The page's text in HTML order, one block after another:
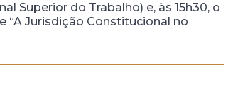
Superior do Trabalho) e, às 15h30, o
“A Jurisdição Constitucional no